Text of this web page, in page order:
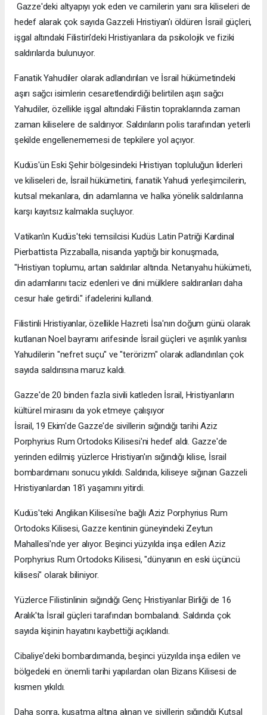
Gazze'deki altyapıyı yok eden ve camilerin yanı sıra kiliseleri de
hedef alarak çok sayıda Gazzeli Hristiyan'ı öldüren İsrail güçleri,
işgal altındaki Filistin'deki Hristiyanlara da psikolojik ve fiziki
saldırılarda bulunuyor.
Fanatik Yahudiler olarak adlandırılan ve İsrail hükümetindeki
aşırı sağcı isimlerin cesaretlendirdiği belirtilen aşırı sağcı
Yahudiler, özellikle işgal altındaki Filistin topraklarında zaman
zaman kiliselere de saldırıyor. Saldırıların polis tarafından yeterli
şekilde engellenememesi de tepkilere yol açıyor.
Kudüs'ün Eski Şehir bölgesindeki Hristiyan topluluğun liderleri
ve kiliseleri de, İsrail hükümetini, fanatik Yahudi yerleşimcilerin,
kutsal mekanlara, din adamlarına ve halka yönelik saldırılarına
karşı kayıtsız kalmakla suçluyor.
Vatikan'ın Kudüs'teki temsilcisi Kudüs Latin Patriği Kardinal
Pierbattista Pizzaballa, nisanda yaptığı bir konuşmada,
"Hristiyan toplumu, artan saldırılar altında. Netanyahu hükümeti,
din adamlarını taciz edenleri ve dini mülklere saldıranları daha
cesur hale getirdi." ifadelerini kullandı.
Filistinli Hristiyanlar, özellikle Hazreti İsa'nın doğum günü olarak
kutlanan Noel bayramı arifesinde İsrail güçleri ve aşırılık yanlısı
Yahudilerin "nefret suçu" ve "terörizm" olarak adlandırılan çok
sayıda saldırısına maruz kaldı.
Gazze'de 20 binden fazla sivili katleden İsrail, Hristiyanların
kültürel mirasını da yok etmeye çalışıyor
İsrail, 19 Ekim'de Gazze'de sivillerin sığındığı tarihi Aziz
Porphyrius Rum Ortodoks Kilisesi'ni hedef aldı. Gazze'de
yerinden edilmiş yüzlerce Hristiyan'ın sığındığı kilise, İsrail
bombardımanı sonucu yıkıldı. Saldırıda, kiliseye sığınan Gazzeli
Hristiyanlardan 18'i yaşamını yitirdi.
Kudüs'teki Anglikan Kilisesi'ne bağlı Aziz Porphyrius Rum
Ortodoks Kilisesi, Gazze kentinin güneyindeki Zeytun
Mahallesi'nde yer alıyor. Beşinci yüzyılda inşa edilen Aziz
Porphyrius Rum Ortodoks Kilisesi, "dünyanın en eski üçüncü
kilisesi" olarak biliniyor.
Yüzlerce Filistinlinin sığındığı Genç Hristiyanlar Birliği de 16
Aralık'ta İsrail güçleri tarafından bombalandı. Saldırıda çok
sayıda kişinin hayatını kaybettiği açıklandı.
Cibaliye'deki bombardımanda, beşinci yüzyılda inşa edilen ve
bölgedeki en önemli tarihi yapılardan olan Bizans Kilisesi de
kısmen yıkıldı.
Daha sonra, kuşatma altına alınan ve sivillerin sığındığı Kutsal